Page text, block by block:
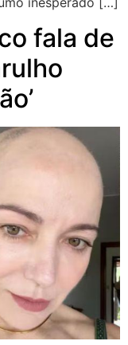
fala de